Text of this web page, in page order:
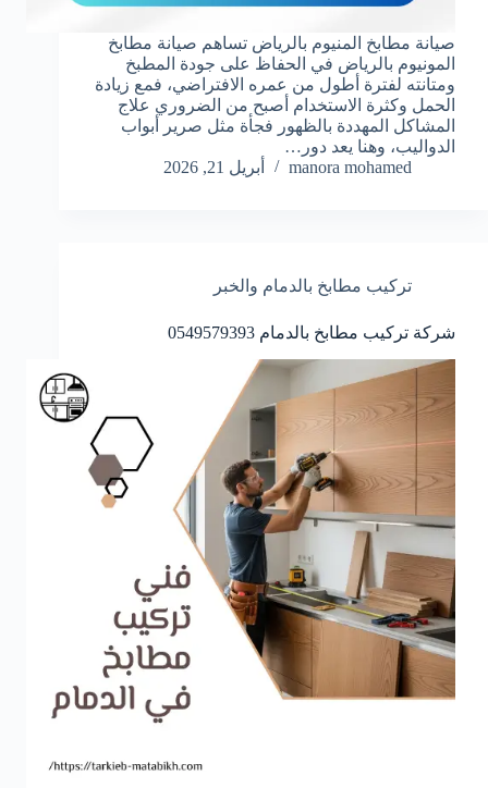
صيانة مطابخ المنيوم بالرياض تساهم صيانة مطابخ
المونيوم بالرياض في الحفاظ على جودة المطبخ
ومتانته لفترة أطول من عمره الافتراضي، فمع زيادة
الحمل وكثرة الاستخدام أصبح من الضروري علاج
المشاكل المهددة بالظهور فجأة مثل صرير أبواب
الدواليب، وهنا يعد دور…
manora mohamed
أبريل 21, 2026
تركيب مطابخ بالدمام والخبر
شركة تركيب مطابخ بالدمام 0549579393